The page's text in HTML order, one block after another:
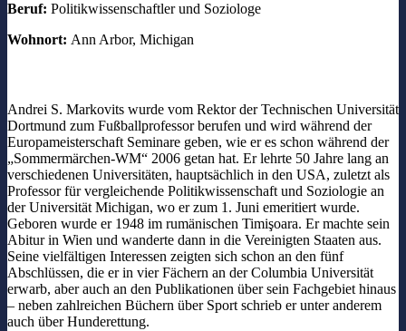
Beruf: Politikwissenschaftler und Soziologe
Wohnort: Ann Arbor, Michigan
Andrei S. Markovits wurde vom Rektor der Technischen Universität
Dortmund zum Fußballprofessor berufen und wird während der
Europameisterschaft Seminare geben, wie er es schon während der
„Sommermärchen-WM“ 2006 getan hat. Er lehrte 50 Jahre lang an
verschiedenen Universitäten, hauptsächlich in den USA, zuletzt als
Professor für vergleichende Politikwissenschaft und Soziologie an
der Universität Michigan, wo er zum 1. Juni emeritiert wurde.
Geboren wurde er 1948 im rumänischen Timişoara. Er machte sein
Abitur in Wien und wanderte dann in die Vereinigten Staaten aus.
Seine vielfältigen Interessen zeigten sich schon an den fünf
Abschlüssen, die er in vier Fächern an der Columbia Universität
erwarb, aber auch an den Publikationen über sein Fachgebiet hinaus
– neben zahlreichen Büchern über Sport schrieb er unter anderem
auch über Hunderettung.